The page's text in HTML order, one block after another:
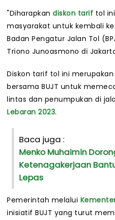
"Diharapkan diskon tarif tol
masyarakat untuk kembali
Badan Pengatur Jalan Tol
Triono Junoasmono di
Diskon tarif tol ini
bersama BUJT untuk
lintas dan penumpukan di
Lebaran 2023.
Baca juga :
Menko Muhaimin
Ketenagakerjaan
Lepas
Pemerintah melalui
inisiatif BUJT yang turut